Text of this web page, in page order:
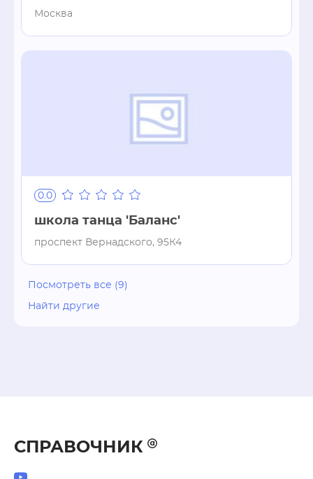
Москва
0.0
школа танца 'Баланс'
проспект Вернадского, 95К4
Посмотреть все (9)
Найти другие
СПРАВОЧНИК